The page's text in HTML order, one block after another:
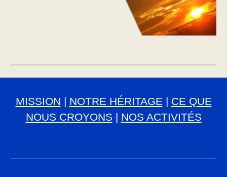
MISSION | NOTRE HÉRITAGE| CE QUE
NOUS CROYONS | NOS ACTIVITÉS